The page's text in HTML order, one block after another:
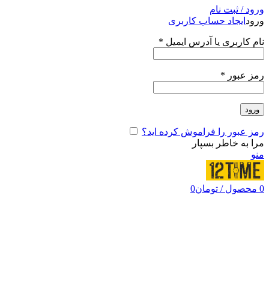
ورود / ثبت نام
ورود ایجاد حساب کاربری
نام کاربری یا آدرس ایمیل *
رمز عبور *
ورود
رمز عبور را فراموش کرده اید؟
مرا به خاطر بسپار
منو
0 محصول / تومان0